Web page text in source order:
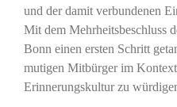
und der damit verbundenen
Mit dem Mehrheitsbeschluss
Bonn einen ersten Schritt
mutigen Mitbürger im
Erinnerungskultur zu